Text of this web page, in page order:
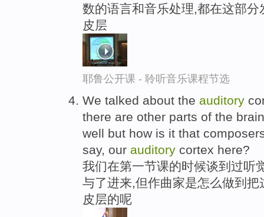
数的语言和音乐处理,都在这部
皮层
耶鲁公开课 - 聆听音乐课程节选
We talked about the auditory
there are other parts of the
well but how is it that
say, our auditory cortex here?
我们在第一节课的时候谈到过听
与了进来,但作曲家是怎么做到
皮层的呢